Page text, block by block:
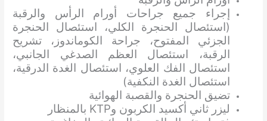
إجراء جميع جراحات أورام الرأس والرقبة
(استئصال الحنجرة الكلي، استئصال الحنجرة
الجزئي المفتوح، جراحة الكوماندوز، تشريح
الرقبة، استئصال العظم الصدغي الجانبي،
استئصال الفك العلوي، استئصال الغدة الدرقية،
استئصال الغدة النكفية)
تضيق الحنجرة والقصبة الهوائية
ليزر ثاني أكسيد الكربون وKTP بالمنظار